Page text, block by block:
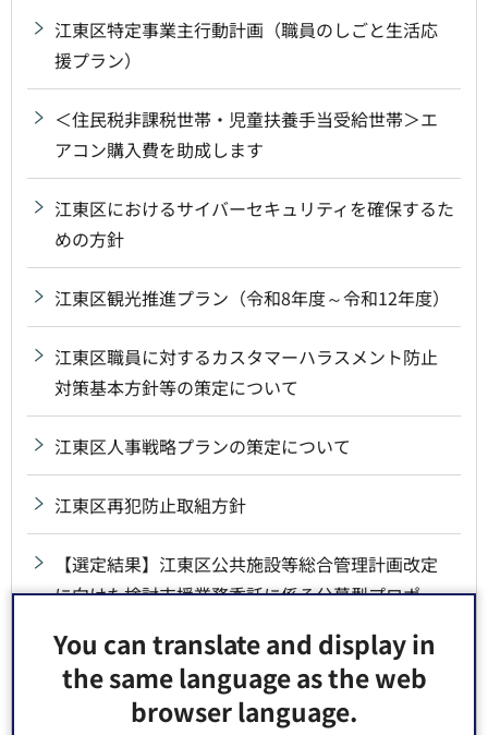
You can translate and display in
the same language as the web
browser language.
江東区特定事業主行動計画（職員のしごと生活応
援プラン）
＜住民税非課税世帯・児童扶養手当受給世帯＞エ
アコン購入費を助成します
江東区におけるサイバーセキュリティを確保するた
めの方針
江東区観光推進プラン（令和8年度～令和12年度）
江東区職員に対するカスタマーハラスメント防止
対策基本方針等の策定について
江東区人事戦略プランの策定について
江東区再犯防止取組方針
【選定結果】江東区公共施設等総合管理計画改定
に向けた検討支援業務委託に係る公募型プロポー
【商品券発送開始】【本区独自】暮らし応援給付
事業（5,000円相当のポイントまたは区内共通商品